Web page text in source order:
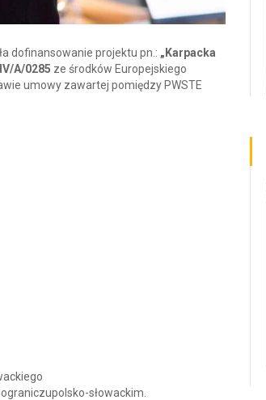
dofinansowanie projektu pn.: „Karpacka
A/0285 ze środków Europejskiego
umowy zawartej pomiędzy PWSTE
słowackim.